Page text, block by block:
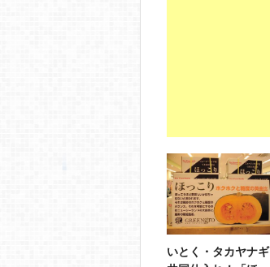
いとく・タカヤナギ